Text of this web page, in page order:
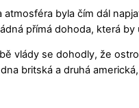
byla čím dál
přímá dohoda, která
vlády se dohodly, že
britská a druhá